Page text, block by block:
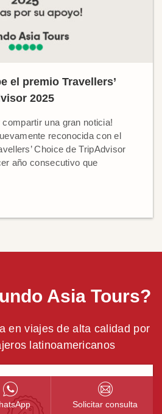
el premio Travellers’
2025
una gran noticia!
reconocida con el
Choice de TripAdvisor
año consecutivo que
Asia Tours?
en viajes de alta calidad por
latinoamericanos
Solicitar consulta